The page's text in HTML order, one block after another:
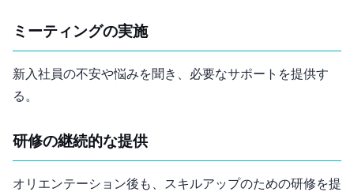
1on1ミーティングの実施
新入社員の不安や悩みを聞き、必要なサポートを提供す
る。
研修の継続的な提供
オリエンテーション後も、スキルアップのための研修を提